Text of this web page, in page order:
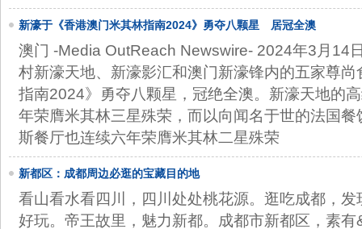
新濠于《香港澳门米其林指南2024》勇夺八颗星 居冠全澳
澳门 -Media OutReach Newswire- 2024年3月14
村新濠天地、新濠影汇和澳门新濠锋内的五家尊
指南2024》勇夺八颗星，冠绝全澳。新濠天地的
年荣膺米其林三星殊荣，而以向闻名于世的法国
斯餐厅也连续六年荣膺米其林二星殊荣
新都区：成都周边必逛的宝藏目的地
看山看水看四川，四川处处桃花源。逛吃成都，
好玩。帝王故里，魅力新都。成都市新都区，素